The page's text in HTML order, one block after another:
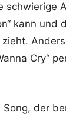
kann
Cry“
der